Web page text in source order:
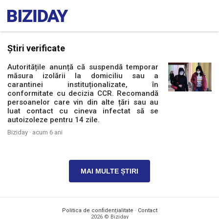
Știri verificate
Autoritățile anunță că suspendă temporar
măsura izolării la domiciliu sau a
carantinei instituționalizate, în
conformitate cu decizia CCR. Recomandă
persoanelor care vin din alte țări sau au
luat contact cu cineva infectat să se
autoizoleze pentru 14 zile.
Biziday · acum 6 ani
MAI MULTE ȘTIRI
Politica de confidențialitate · Contact
2026 © Biziday